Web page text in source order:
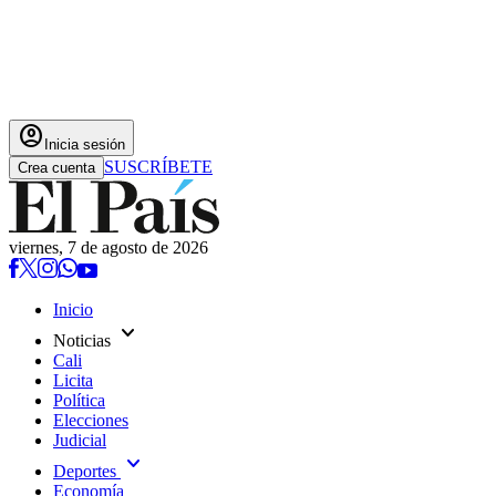
account_circle Inicia sesión
Crea cuenta SUSCRÍBETE
viernes, 7 de agosto de 2026
Inicio
Noticias expand_more
Cali
Licita
Política
Elecciones
Judicial
Deportes expand_more
Economía